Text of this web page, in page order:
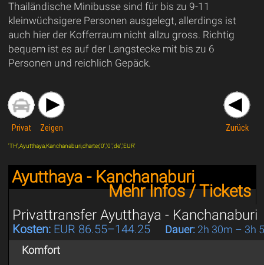
Thailändische Minibusse sind für bis zu 9-11
kleinwüchsigere Personen ausgelegt, allerdings ist
auch hier der Kofferraum nicht allzu gross. Richtig
bequem ist es auf der Langstecke mit bis zu 6
Personen und reichlich Gepäck.
Privat Zeigen Zurück
'TH',Ayutthaya,Kanchanaburi,charter,'0','0','de','EUR'
Ayutthaya - Kanchanaburi
Mehr Infos / Tickets
Privattransfer Ayutthaya - Kanchanaburi
Kosten:EUR 86.55–144.25 Dauer:2h 30m – 3h
Komfort